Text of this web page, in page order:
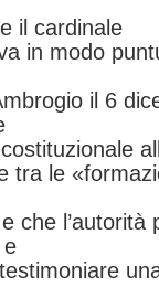
il cardinale
in modo
il 6
tra le
che
e